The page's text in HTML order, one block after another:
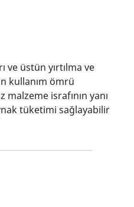
ve üstün yırtılma ve
kullanım ömrü
malzeme israfının yanı
tüketimi sağlayabilir